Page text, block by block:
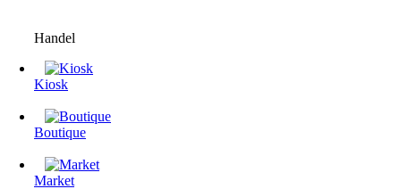
Handel
Kiosk
Boutique
Market